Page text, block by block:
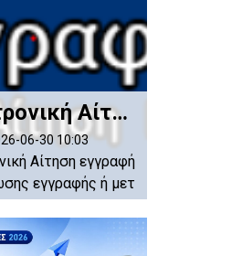
Ηλεκτρονική Αίτηση εγγραφής, ανανέωσης εγγραφής ή μετεγγραφής μαθητών/τριών, για το σχολικό έτος 2026-2027
06-30 10:03
Αίτηση εγγραφή
εγγραφής ή μετ
εγγραφή...